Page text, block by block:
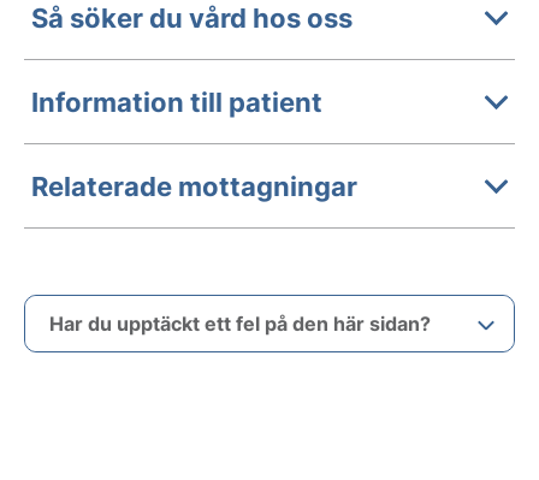
Så söker du vård hos oss
Information till patient
Relaterade mottagningar
Har du upptäckt ett fel på den här sidan?